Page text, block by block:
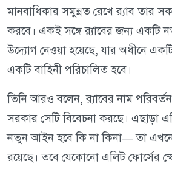
মানবাধিকার সমুন্নত রেখে র‍্যাব তার
করবে। একই সঙ্গে র‍্যাবের জন্য একটি
উদ্যোগ নেওয়া হয়েছে, যার অধীনে
একটি বাহিনী পরিচালিত হবে।
তিনি আরও বলেন, র‍্যাবের নাম
সরকার সেটি বিবেচনা করছে। এছাড়া
নতুন আইন হবে কি না কিনা— তা
রয়েছে। তবে যেকোনো এলিট ফোর্সের